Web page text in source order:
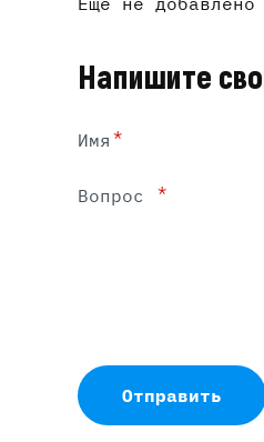
Напишите
Имя *
Вопрос *
Отправить